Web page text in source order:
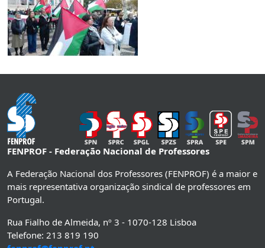
FENPROF - Federação Nacional de Professores
A Federação Nacional dos Professores (FENPROF) é a maior e
mais representativa organização sindical de professores em
Portugal.
Rua Fialho de Almeida, nº 3 - 1070-128 Lisboa
Telefone: 213 819 190